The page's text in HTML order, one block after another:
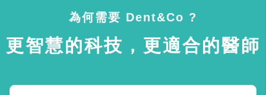
為何需要 Dent&Co ?
更智慧的科技，更適合的醫師